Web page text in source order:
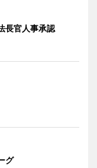
長官人事承認
グ